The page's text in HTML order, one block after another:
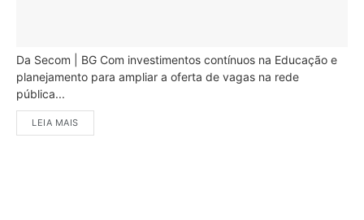
Da Secom | BG Com investimentos contínuos na Educação e
planejamento para ampliar a oferta de vagas na rede
pública...
LEIA MAIS